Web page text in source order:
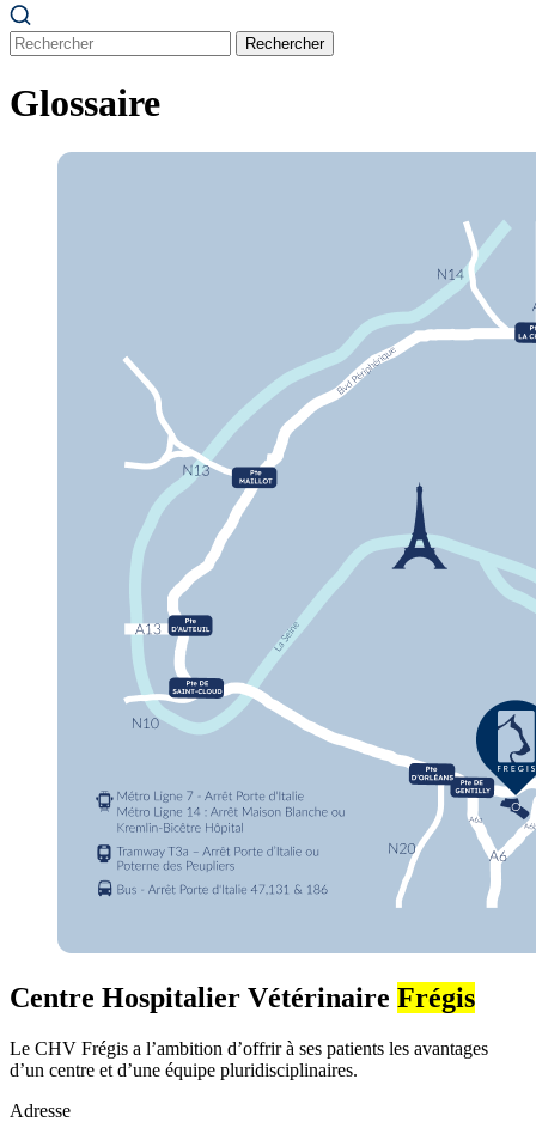
Rechercher
Glossaire
Centre Hospitalier Vétérinaire Frégis
Le CHV Frégis a l’ambition d’offrir à ses patients les avantages
d’un centre et d’une équipe pluridisciplinaires.
Adresse